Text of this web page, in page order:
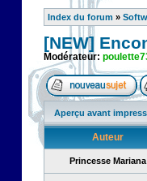
Index du forum »
[NEW]
Modérateur:
Aperçu avant
Auteur
Princesse Mariana